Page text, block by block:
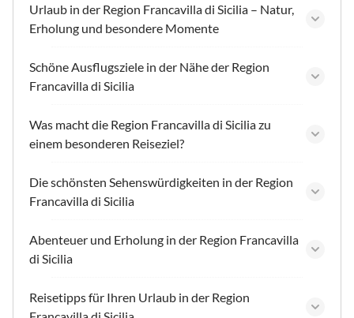
Urlaub in der Region Francavilla di Sicilia – Natur,
Erholung und besondere Momente
Schöne Ausflugsziele in der Nähe der Region
Francavilla di Sicilia
Was macht die Region Francavilla di Sicilia zu
einem besonderen Reiseziel?
Die schönsten Sehenswürdigkeiten in der Region
Francavilla di Sicilia
Abenteuer und Erholung in der Region Francavilla
di Sicilia
Reisetipps für Ihren Urlaub in der Region